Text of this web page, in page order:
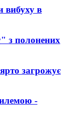
вибуху в
з полонених
загрожує
-